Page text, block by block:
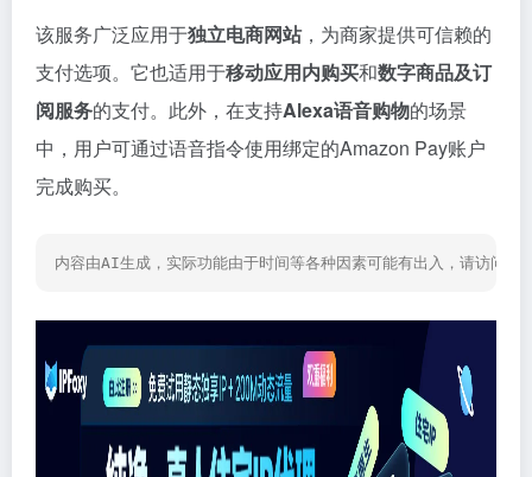
该服务广泛应用于独立电商网站，为商家提供可信赖的
支付选项。它也适用于移动应用内购买和数字商品及订
阅服务的支付。此外，在支持Alexa语音购物的场景
中，用户可通过语音指令使用绑定的Amazon Pay账户
完成购买。
内容由AI生成，实际功能由于时间等各种因素可能有出入，请访问网